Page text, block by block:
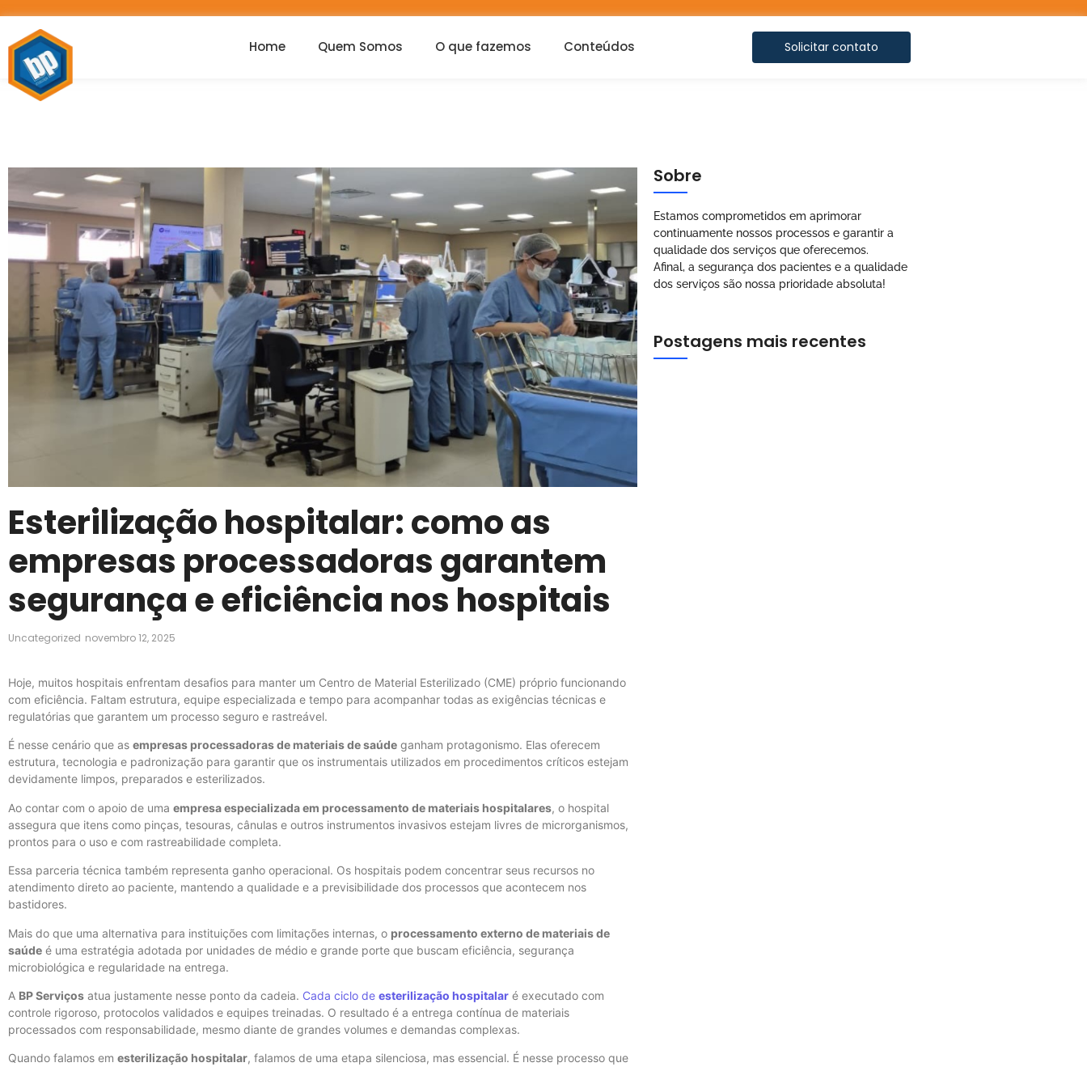
Home Quem Somos O que fazemos Conteúdos Solicitar contato
Esterilização hospitalar: como as
empresas processadoras garantem
segurança e eficiência nos hospitais
Uncategorized novembro 12, 2025
Hoje, muitos hospitais enfrentam desafios para manter um Centro de Material Esterilizado (CME) próprio funcionando
com eficiência. Faltam estrutura, equipe especializada e tempo para acompanhar todas as exigências técnicas e
regulatórias que garantem um processo seguro e rastreável.
É nesse cenário que as empresas processadoras de materiais de saúde ganham protagonismo. Elas oferecem
estrutura, tecnologia e padronização para garantir que os instrumentais utilizados em procedimentos críticos estejam
devidamente limpos, preparados e esterilizados.
Ao contar com o apoio de uma empresa especializada em processamento de materiais hospitalares, o hospital
assegura que itens como pinças, tesouras, cânulas e outros instrumentos invasivos estejam livres de microrganismos,
prontos para o uso e com rastreabilidade completa.
Essa parceria técnica também representa ganho operacional. Os hospitais podem concentrar seus recursos no
atendimento direto ao paciente, mantendo a qualidade e a previsibilidade dos processos que acontecem nos
bastidores.
Mais do que uma alternativa para instituições com limitações internas, o processamento externo de materiais de
saúde é uma estratégia adotada por unidades de médio e grande porte que buscam eficiência, segurança
microbiológica e regularidade na entrega.
A BP Serviços atua justamente nesse ponto da cadeia. Cada ciclo de esterilização hospitalar é executado com
controle rigoroso, protocolos validados e equipes treinadas. O resultado é a entrega contínua de materiais
processados com responsabilidade, mesmo diante de grandes volumes e demandas complexas.
Quando falamos em esterilização hospitalar, falamos de uma etapa silenciosa, mas essencial. É nesse processo que
Sobre
Estamos comprometidos em aprimorar
continuamente nossos processos e garantir a
qualidade dos serviços que oferecemos.
Afinal, a segurança dos pacientes e a qualidade
dos serviços são nossa prioridade absoluta!
Postagens mais recentes